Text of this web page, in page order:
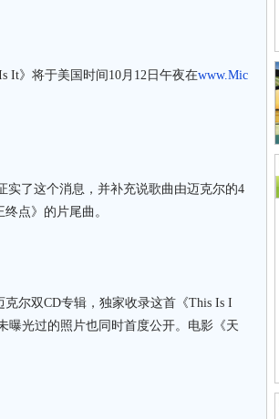
》将于美国时间10月12日午夜在www.Mic
实了这个消息，并补充说歌曲由迈克尔的4
点》的片尾曲。
尔双CD专辑，独家收录这首《This Is I
曝光过的照片也同时首度公开。电影《天